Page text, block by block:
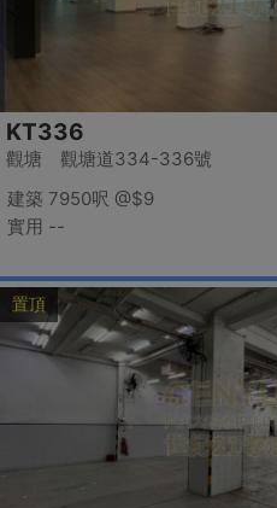
KT336
觀塘 觀塘道334-336號
建築 7950呎 @$9
實用 --
置頂